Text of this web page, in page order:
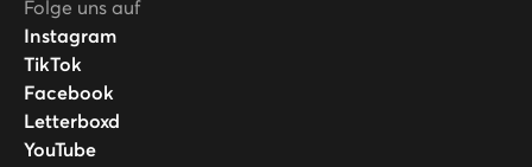
Folge uns auf
Instagram
TikTok
Facebook
Letterboxd
YouTube